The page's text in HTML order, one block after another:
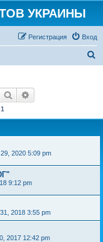
УКРАИНЫ
Вход
Регистрация
Поиск
1
2020 5:09 pm
9:12 pm
2018 3:55 pm
2017 12:42 pm